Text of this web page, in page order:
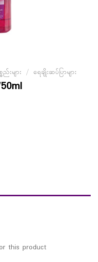
ည်းများ / ရေချိုးဆပ်ပြာများ
this product